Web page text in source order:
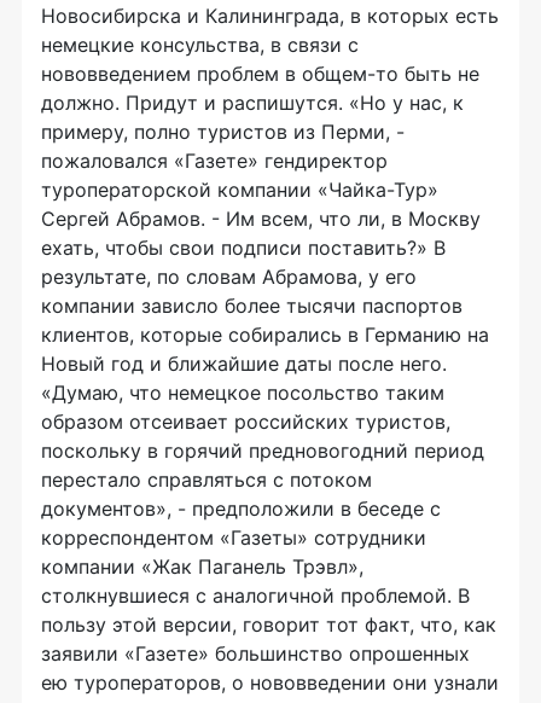
Новосибирска и Калининграда, в которых есть
немецкие консульства, в связи с
нововведением проблем в общем-то быть не
должно. Придут и распишутся. «Но у нас, к
примеру, полно туристов из Перми, -
пожаловался «Газете» гендиректор
туроператорской компании «Чайка-Тур»
Сергей Абрамов. - Им всем, что ли, в Москву
ехать, чтобы свои подписи поставить?» В
результате, по словам Абрамова, у его
компании зависло более тысячи паспортов
клиентов, которые собирались в Германию на
Новый год и ближайшие даты после него.
«Думаю, что немецкое посольство таким
образом отсеивает российских туристов,
поскольку в горячий предновогодний период
перестало справляться с потоком
документов», - предположили в беседе с
корреспондентом «Газеты» сотрудники
компании «Жак Паганель Трэвл»,
столкнувшиеся с аналогичной проблемой. В
пользу этой версии, говорит тот факт, что, как
заявили «Газете» большинство опрошенных
ею туроператоров, о нововведении они узнали